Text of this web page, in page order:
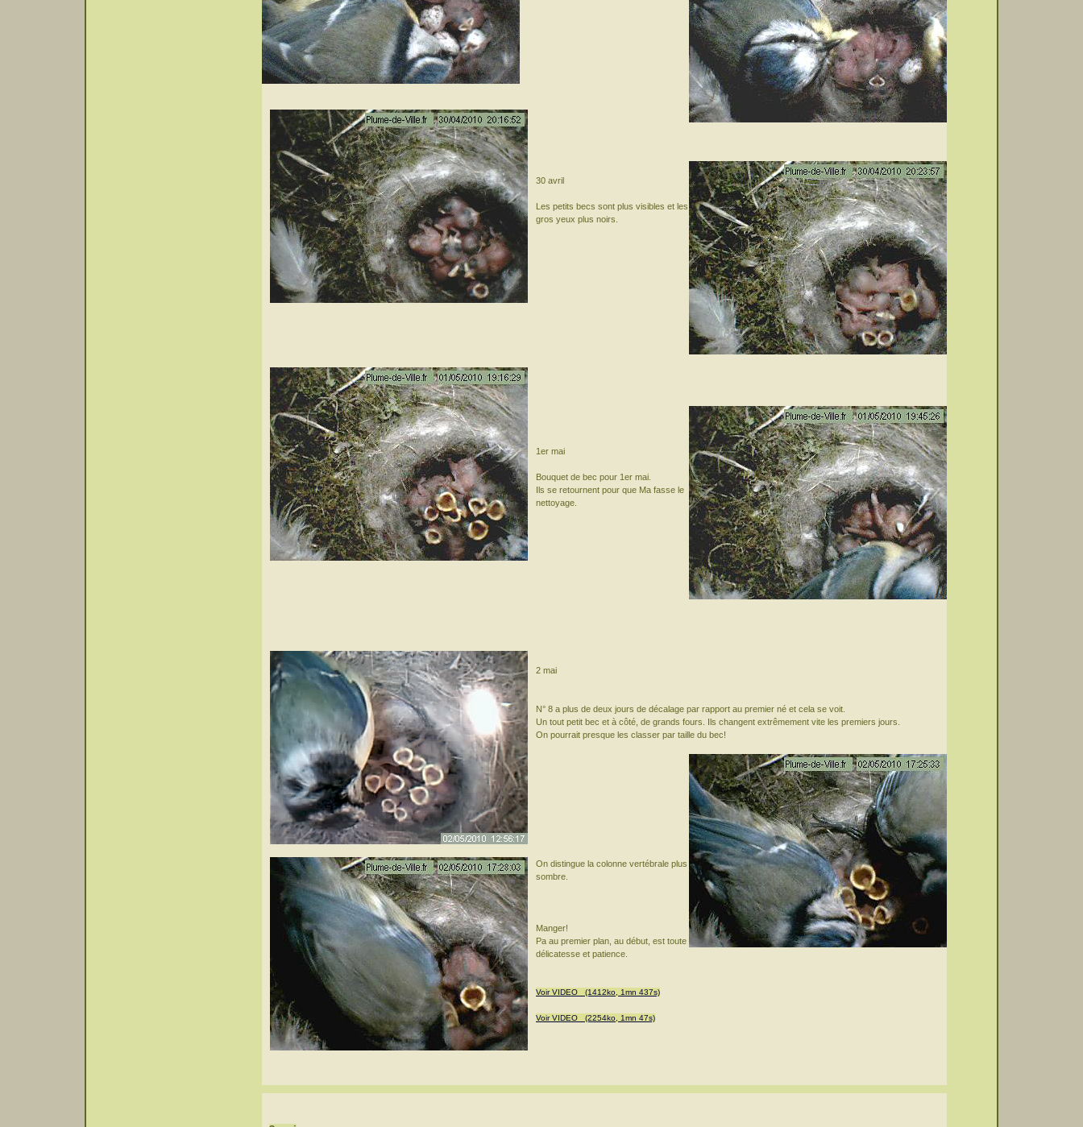
30 avril
Les petits becs sont plus visibles et les
gros yeux plus noirs.
1er mai
Bouquet de bec pour 1er mai.
Ils se retournent pour que Ma fasse le
nettoyage.
2 mai
N° 8 a plus de deux jours de décalage par rapport au premier né et cela se voit.
Un tout petit bec et à côté, de grands fours. Ils changent extrêmement vite les premiers jours.
On pourrait presque les classer par taille du bec!
On distingue la colonne vertébrale plus
sombre.
Manger!
Pa au premier plan, au début, est toute
délicatesse et patience.
Voir VIDEO (1412ko, 1mn 437s)
Voir VIDEO (2254ko, 1mn 47s)